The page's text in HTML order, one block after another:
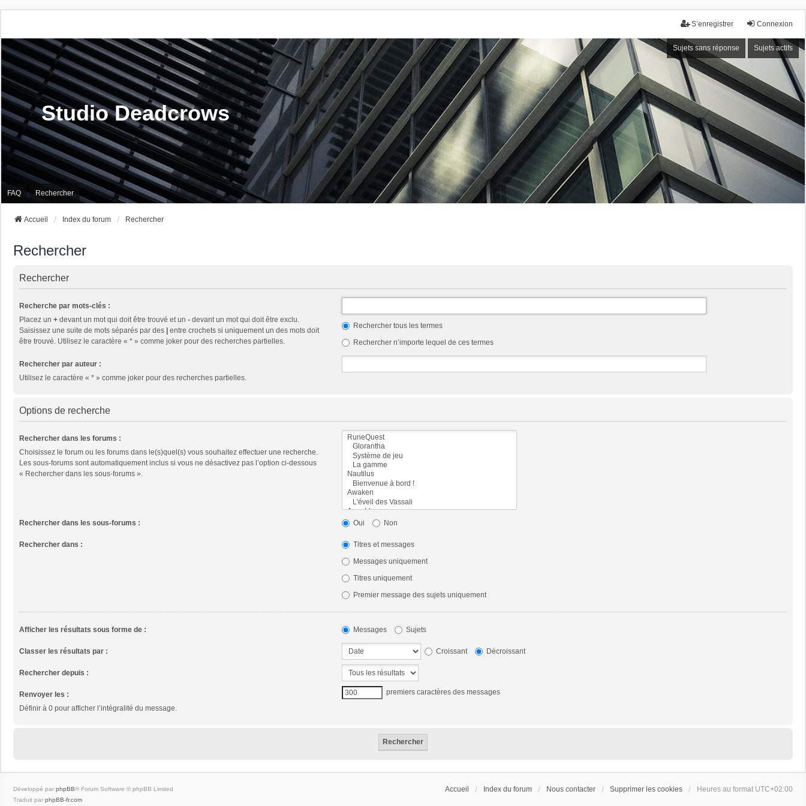
Connexion
S’enregistrer
Sujets sans réponse Sujets actifs
Studio Deadcrows
FAQ Rechercher
Accueil Index du forum Rechercher
Rechercher
Rechercher
Recherche par mots-clés :
Placez un + devant un mot qui doit être trouvé et un - devant un mot qui doit être exclu.
Saisissez une suite de mots séparés par des | entre crochets si uniquement un des mots doit
être trouvé. Utilisez le caractère « * » comme joker pour des recherches partielles.
Rechercher tous les termes
Rechercher n’importe lequel de ces termes
Rechercher par auteur :
Utilisez le caractère « * » comme joker pour des recherches partielles.
Options de recherche
Rechercher dans les forums :
Choisissez le forum ou les forums dans le(s)quel(s) vous souhaitez effectuer une recherche.
Les sous-forums sont automatiquement inclus si vous ne désactivez pas l’option ci-dessous
« Rechercher dans les sous-forums ».
Rechercher dans les sous-forums : Oui Non
Rechercher dans :
Titres et messages
Messages uniquement
Titres uniquement
Premier message des sujets uniquement
Afficher les résultats sous forme de : Messages Sujets
Classer les résultats par : Croissant Décroissant
Rechercher depuis :
Renvoyer les :
Définir à 0 pour afficher l’intégralité du message.
premiers caractères des messages
Accueil Index du forum Nous contacter Supprimer les cookies Heures au format UTC+02:00
Développé par phpBB® Forum Software © phpBB Limited
Traduit par phpBB-fr.com